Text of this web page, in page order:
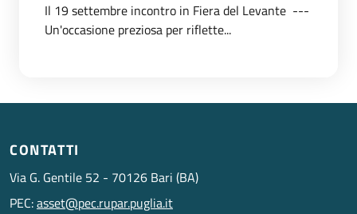
Il 19 settembre incontro in Fiera del Levante ---
Un'occasione preziosa per riflette...
CONTATTI
Via G. Gentile 52 - 70126 Bari (BA)
PEC:asset@pec.rupar.puglia.it